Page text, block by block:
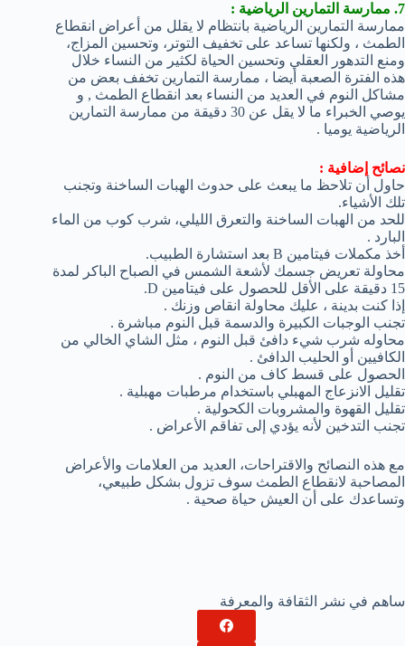
7. ممارسة التمارين الرياضية :
ممارسة التمارين الرياضية بانتظام لا يقلل من أعراض انقطاع
الطمث ، ولكنها تساعد على تخفيف التوتر، وتحسين المزاج،
ومنع التدهور العقلي وتحسين الحياة لكثير من النساء خلال
هذه الفترة الصعبة أيضا ، ممارسة التمارين تخفف بعض من
مشاكل النوم في العديد من النساء بعد انقطاع الطمث , و
يوصي الخبراء ما لا يقل عن 30 دقيقة من ممارسة التمارين
الرياضية يوميا .
نصائح إضافية :
حاول أن تلاحظ ما يبعث على حدوث الهبات الساخنة وتجنب
تلك الأشياء.
للحد من الهبات الساخنة والتعرق الليلي، شرب كوب من الماء
البارد .
أخذ مكملات فيتامين B بعد استشارة الطبيب.
محاولة تعريض جسمك لأشعة الشمس في الصباح الباكر لمدة
15 دقيقة على الأقل للحصول على فيتامين D.
إذا كنت بدينة ، عليك محاولة انقاص وزنك .
تجنب الوجبات الكبيرة والدسمة قبل النوم مباشرة .
محاوله شرب شيء دافئ قبل النوم ، مثل الشاي الخالي من
الكافيين أو الحليب الدافئ .
الحصول على قسط كاف من النوم .
تقليل الانزعاج المهبلي باستخدام مرطبات مهبلية .
تقليل القهوة والمشروبات الكحولية .
تجنب التدخين لأنه يؤدي إلى تفاقم الأعراض .
مع هذه النصائح والاقتراحات، العديد من العلامات والأعراض
المصاحبة لانقطاع الطمث سوف تزول بشكل طبيعي،
وتساعدك على أن العيش حياة صحية .
ساهم في نشر الثقافة والمعرفة